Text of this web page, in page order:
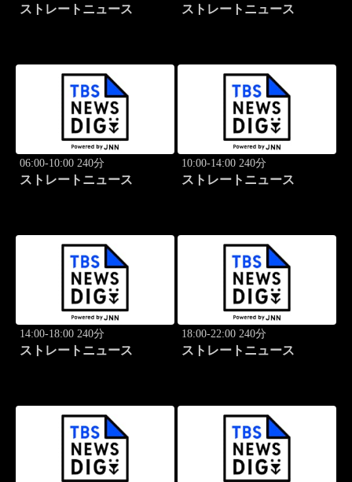
ストレートニュース ストレートニュース
06:00-10:00 240分
ストレートニュース
10:00-14:00 240分
ストレートニュース
14:00-18:00 240分
ストレートニュース
18:00-22:00 240分
ストレートニュース